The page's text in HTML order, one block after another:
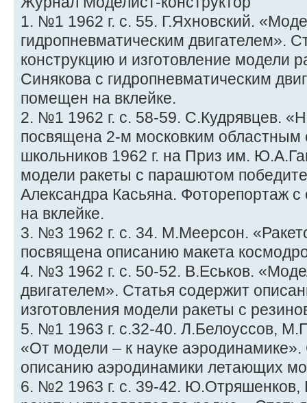
1. №1 1962 г. с. 55. Г.Яхновский.
гидропневматическим двигателем».
конструкцию и изготовление модели
Синякова с гидропневматическим
помещен на вклейке.
2. №1 1962 г. с. 58-59. С.Кудрявцев.
посвящена 2-м московким областным
школьников 1962 г. на Приз им.
модели ракеты с парашютом
Александра Касьяна. Фоторепортаж
на вклейке.
3. №3 1962 г. с. 34. М.Меерсон.
посвящена описанию макета
4. №3 1962 г. с. 50-52. В.Еськов.
двигателем». Статья содержит
изготовления модели ракеты с
5. №1 1963 г. с.32-40. Л.Белоуссов,
«От модели – к науке
описанию аэродинамики летающих
6. №2 1963 г. с. 39-42. Ю.Отряшенков,